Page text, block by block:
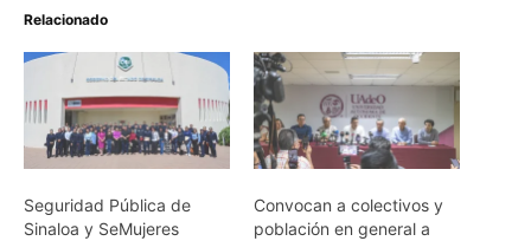
Relacionado
Seguridad Pública de
Sinaloa y SeMujeres
Convocan a colectivos y
población en general a